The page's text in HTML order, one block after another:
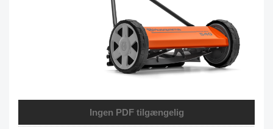
Ingen PDF tilgængelig